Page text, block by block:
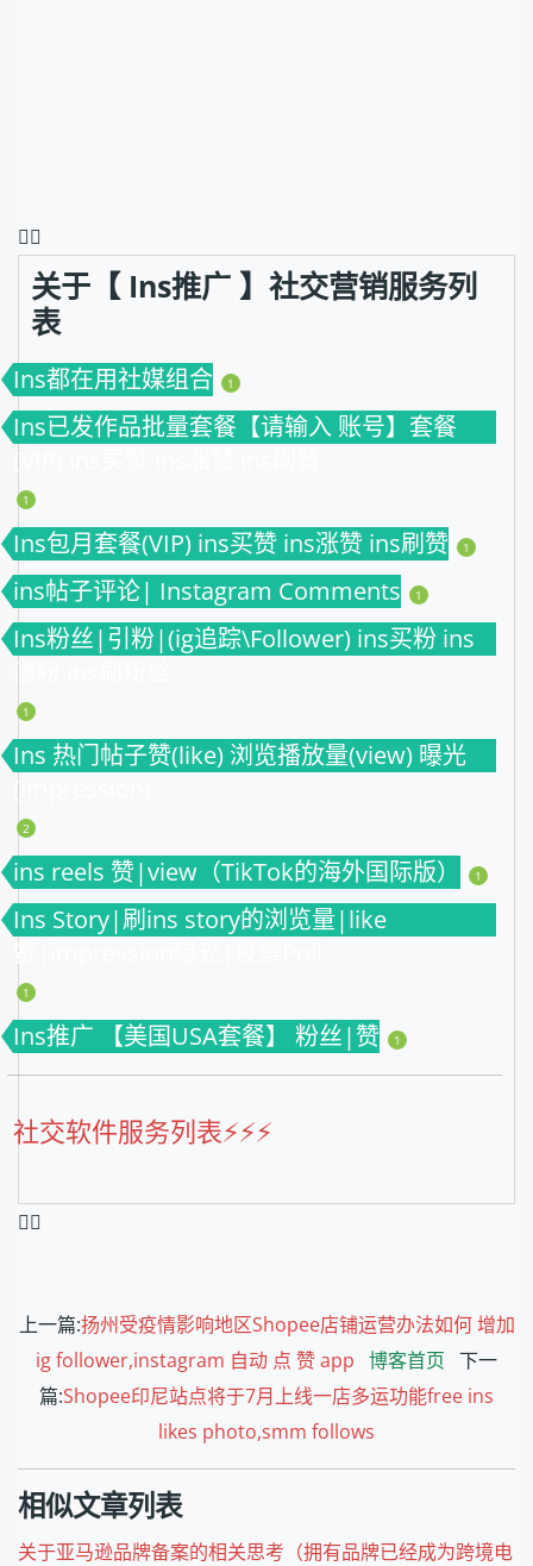
❤️‍🔥
关于【 Ins推广 】社交营销服务列
表
Ins都在用社媒组合 1
Ins已发作品批量套餐【请输入 账号】套餐
(VIP) ins买赞 ins涨赞 ins刷赞
1
Ins包月套餐(VIP) ins买赞 ins涨赞 ins刷赞 1
ins帖子评论| Instagram Comments 1
Ins粉丝|引粉|(ig追踪\Follower) ins买粉 ins
涨粉 ins刷粉丝
1
Ins 热门帖子赞(like) 浏览播放量(view) 曝光
(impression)
2
ins reels 赞|view（TikTok的海外国际版） 1
Ins Story|刷ins story的浏览量|like
赞|impression曝光|投票Poll
1
Ins推广 【美国USA套餐】 粉丝|赞 1
社交软件服务列表⚡️⚡️⚡️
❤️‍🔥
上一篇:扬州受疫情影响地区Shopee店铺运营办法如何 增加
ig follower,instagram 自动 点 赞 app 博客首页 下一
篇:Shopee印尼站点将于7月上线一店多运功能free ins
likes photo,smm follows
相似文章列表
关于亚马逊品牌备案的相关思考（拥有品牌已经成为跨境电